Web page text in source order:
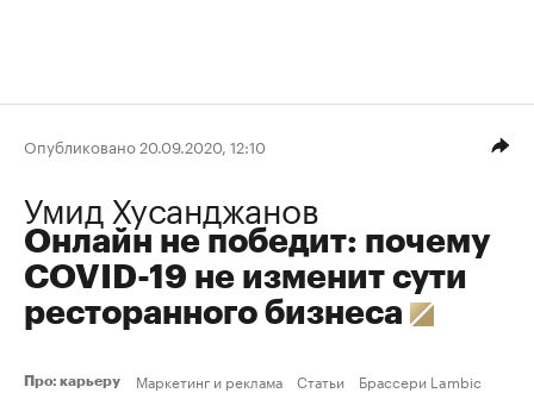
Опубликовано 20.09.2020, 12:10
Умид Хусанджанов
Онлайн не победит: почему
COVID-19 не изменит сути
ресторанного бизнеса
Про: карьеру Маркетинг и реклама Статьи Брассери Lambic